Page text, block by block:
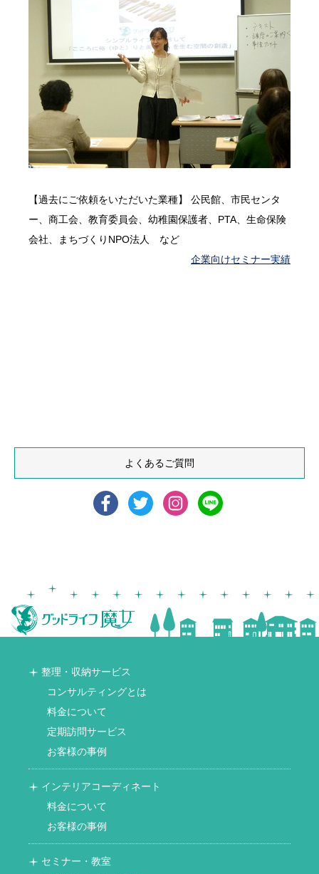
【過去にご依頼をいただいた業種】 公民館、市民センタ
ー、商工会、教育委員会、幼稚園保護者、PTA、生命保険
会社、まちづくりNPO法人 など
企業向けセミナー実績
よくあるご質問
整理・収納サービス
コンサルティングとは
料金について
定期訪問サービス
お客様の事例
インテリアコーディネート
料金について
お客様の事例
セミナー・教室